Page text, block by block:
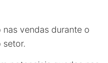
vendas durante o